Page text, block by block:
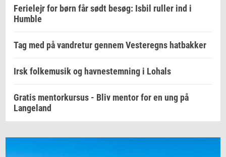
Ferielejr for børn får sødt besøg: Isbil ruller ind i
Humble
Tag med på vandretur gennem Vesteregns hatbakker
Irsk folkemusik og havnestemning i Lohals
Gratis mentorkursus - Bliv mentor for en ung på
Langeland